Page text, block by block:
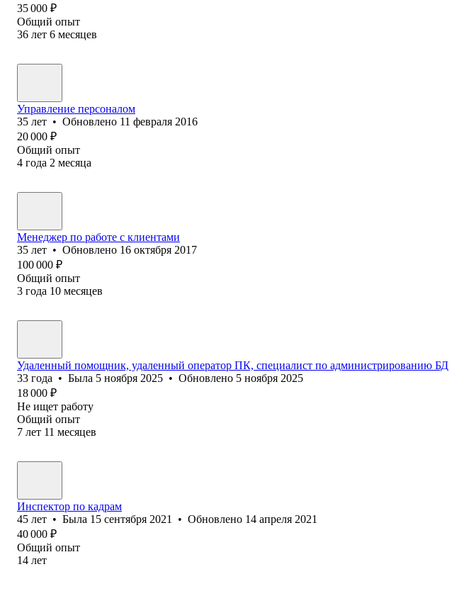
35 000 ₽
Общий опыт
36 лет 6 месяцев
Управление персоналом
35 лет • Обновлено 11 февраля 2016
20 000 ₽
Общий опыт
4 года 2 месяца
Менеджер по работе с клиентами
35 лет • Обновлено 16 октября 2017
100 000 ₽
Общий опыт
3 года 10 месяцев
Удаленный помощник, удаленный оператор ПК, специалист по администрированию БД
33 года • Была 5 ноября 2025 • Обновлено 5 ноября 2025
18 000 ₽
Не ищет работу
Общий опыт
7 лет 11 месяцев
Инспектор по кадрам
45 лет • Была 15 сентября 2021 • Обновлено 14 апреля 2021
40 000 ₽
Общий опыт
14 лет